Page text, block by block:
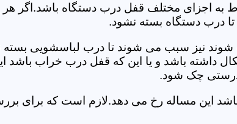
اجزای مختلف قفل درب دستگاه باشد.اگر هر
درب دستگاه بسته نشود.
نیز سبب می شوند تا درب لباسشویی بسته
داشته باشد و یا این که قفل درب خراب باشد
چک شود.
این مساله رخ می دهد.لازم است که برای